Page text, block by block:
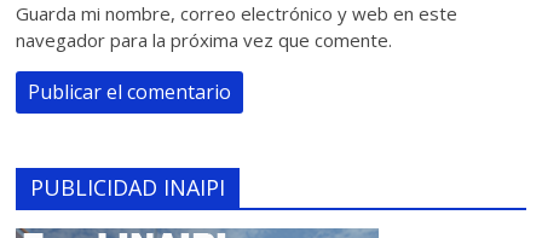
Guarda mi nombre, correo electrónico y web en este
navegador para la próxima vez que comente.
PUBLICIDAD INAIPI